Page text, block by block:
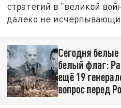
стратегий в "великой
далеко не
Сегодня белые
белый флаг:
ещё 19
вопрос перед